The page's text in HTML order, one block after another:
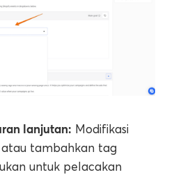
lanjutan: Modifikasi
tambahkan tag
untuk pelacakan